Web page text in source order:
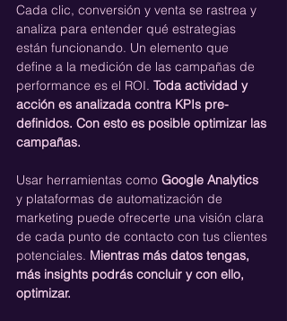
Cada clic, conversión y venta se rastrea y
analiza para entender qué estrategias
están funcionando. Un elemento que
define a la medición de las campañas de
performance es el ROI. Toda actividad y
acción es analizada contra KPIs pre-
definidos. Con esto es posible optimizar las
campañas.
Usar herramientas como Google Analytics
y plataformas de automatización de
marketing puede ofrecerte una visión clara
de cada punto de contacto con tus clientes
potenciales. Mientras más datos tengas,
más insights podrás concluir y con ello,
optimizar.